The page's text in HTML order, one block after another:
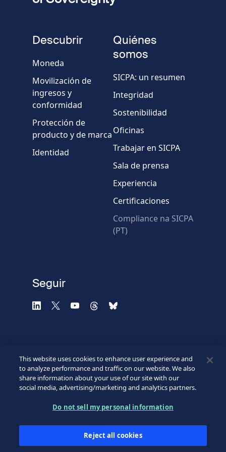
teléfono
País
Mensaje
* Campos obligatorios
Descubrir
Moneda
Movilización de
ingresos y
conformidad
Protección de
producto y de marca
Identidad
Quiénes
somos
SICPA: un resumen
Integridad
Sostenibilidad
Oficinas
Trabajar en SICPA
Sala de prensa
Experiencia
Certificaciones
Compliance na SICPA
(PT)
Seguir
Footer
©2026 SICPA HOLDING SA.
Política de confidencialidad
Formulario web de confidencialidad
This website uses cookies to enhance user experience and
to analyze performance and traffic on our website. We also
share information about your use of our site with our
social media, advertising/marketing and analytics partners.
Do not sell my personal information
Reject all cookies